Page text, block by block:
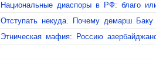
Национальные диаспоры в РФ: благо
Отступать некуда. Почему демарш Баку
Этническая мафия: Россию